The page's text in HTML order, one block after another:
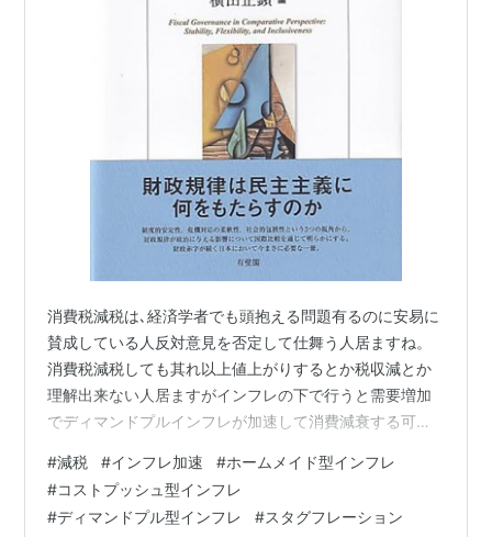
消費税減税は､経済学者でも頭抱える問題有るのに安易に
賛成している人反対意見を否定して仕舞う人居ますね。
消費税減税しても其れ以上値上がりするとか税収減とか
理解出来ない人居ますがインフレの下で行うと需要増加
でディマンドプルインフレが加速して消費減衰する可能
ラ整備財源の不足で公共サービスの低下社会保険料の値
上がりや年金支給額の減額で消費税減税した分以上の負
担増に成る可能性を無視している人居ますね。 今回は､食
#減税 #インフレ加速 #ホームメイド型インフレ
#コストプッシュ型インフレ
#ディマンドプル型インフレ #スタグフレーション